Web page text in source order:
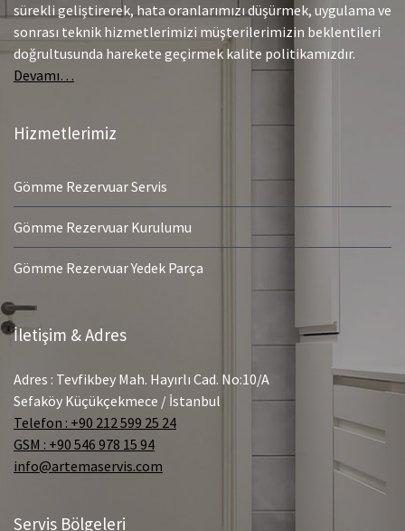
sürekli geliştirerek, hata oranlarımızı düşürmek, uygulama ve
sonrası teknik hizmetlerimizi müşterilerimizin beklentileri
doğrultusunda harekete geçirmek kalite politikamızdır.
Devamı…
Hizmetlerimiz
Gömme Rezervuar Servis
Gömme Rezervuar Kurulumu
Gömme Rezervuar Yedek Parça
İletişim & Adres
Adres : Tevfikbey Mah. Hayırlı Cad. No:10/A
Sefaköy Küçükçekmece / İstanbul
Telefon : +90 212 599 25 24
GSM : +90 546 978 15 94
info@artemaservis.com
Servis Bölgeleri